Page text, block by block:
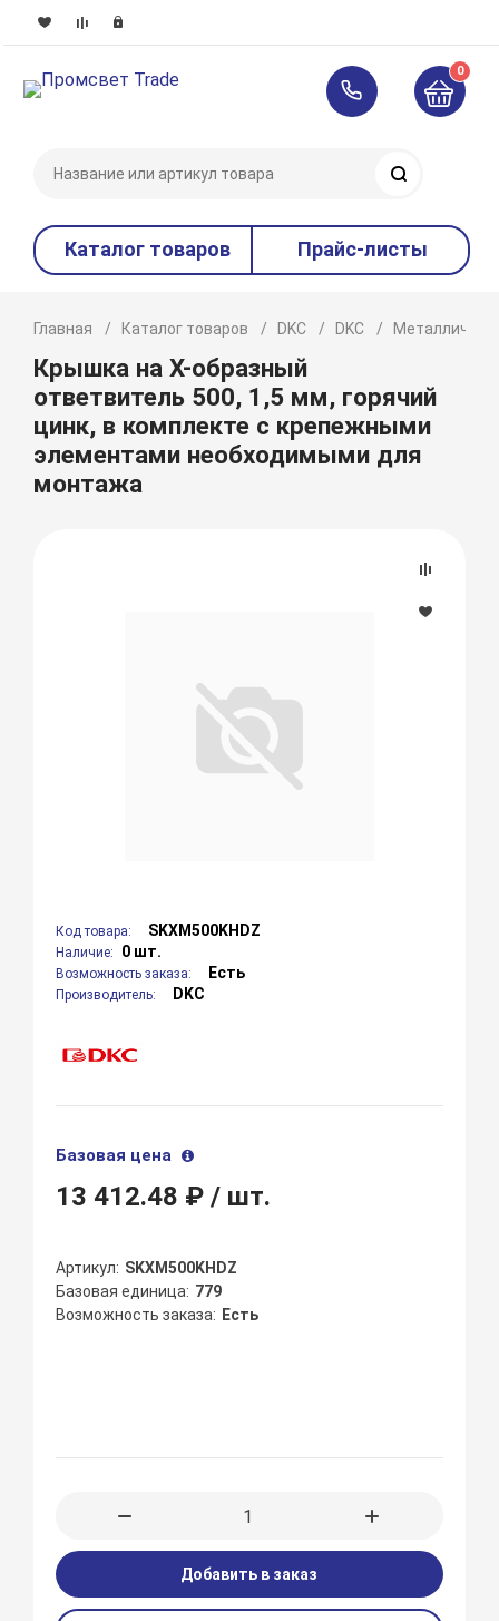
0
Каталог товаров Прайс-листы
Главная Каталог товаров DKC DKC
Крышка на Х-образный
ответвитель 500, 1,5 мм, горячий
цинк, в комплекте с крепежными
элементами необходимыми для
монтажа
Код товара: SKXM500KHDZ
Наличие: 0 шт.
Возможность заказа: Есть
Производитель: DKC
Базовая цена
13 412.48 ₽/ шт.
Артикул
SKXM500KHDZ
Базовая единица 779
Возможность заказа
Есть
Добавить в заказ